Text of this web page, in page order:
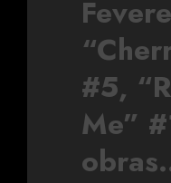
#5,
Me”